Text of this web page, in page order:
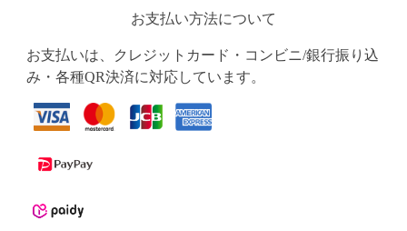
お支払い方法について
お支払いは、クレジットカード・コンビニ/銀行振り込
み・各種QR決済に対応しています。